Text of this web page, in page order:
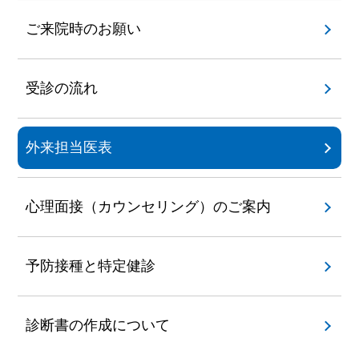
ご来院時のお願い
受診の流れ
外来担当医表
心理面接（カウンセリング）のご案内
予防接種と特定健診
診断書の作成について